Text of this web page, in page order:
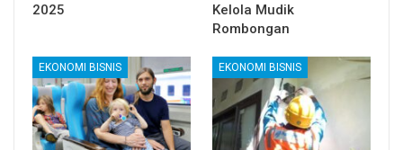
2025
Kelola Mudik
Rombongan
EKONOMI BISNIS EKONOMI BISNIS